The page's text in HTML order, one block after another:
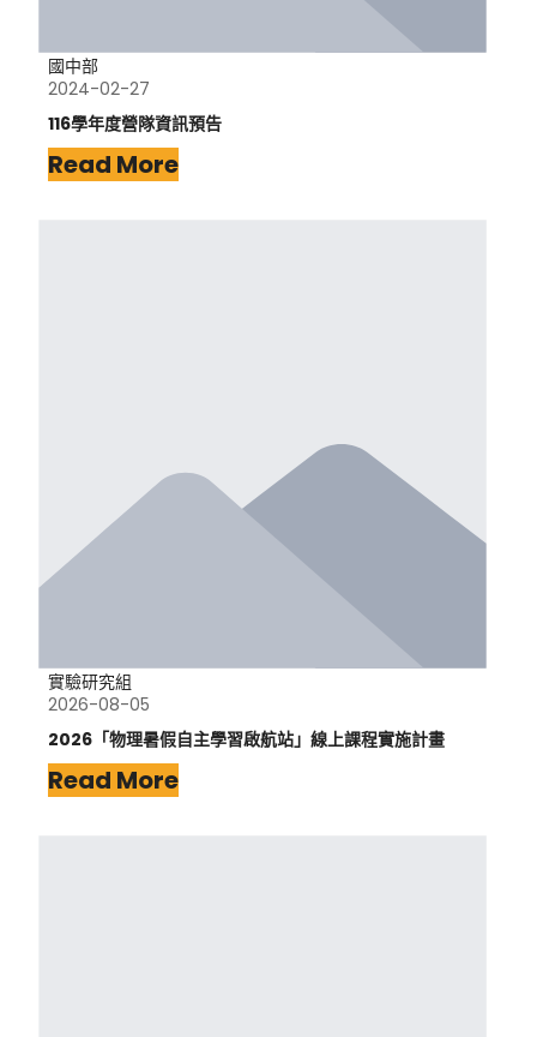
國中部
2024-02-27
116學年度營隊資訊預告
Read More
實驗研究組
2026-08-05
2026「物理暑假自主學習啟航站」線上課程實施計畫
Read More